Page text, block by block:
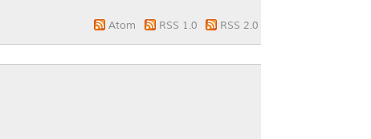
Atom RSS 1.0 RSS 2.0